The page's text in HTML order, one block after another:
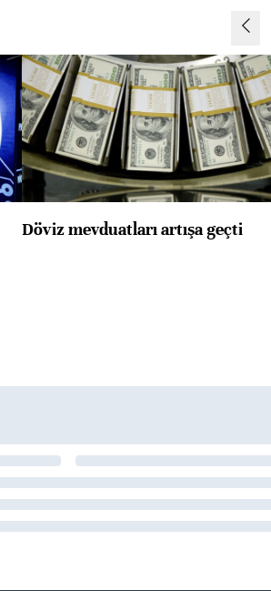
Döviz mevduatları artışa geçti